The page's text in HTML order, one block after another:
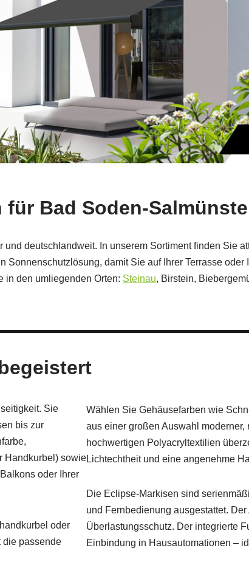
für Bad Soden-
deutschlandweit. In unserem Sortiment finden Sie
damit Sie auf Ihrer Terrasse
in den umliegenden Orten: Steinau, Birstein,
Sie
bis zur
Handkurbel) sowie
oder Ihrer
oder
die passende
Wählen Sie Gehäusefarben wie
aus einer großen Auswahl
hochwertigen Polyacryltextilien
Lichtechtheit und eine angenehme
Die Eclipse-Markisen sind
und Fernbedienung ausgestattet.
Überlastungsschutz. Der integrierte
Einbindung in Hausautomationen –